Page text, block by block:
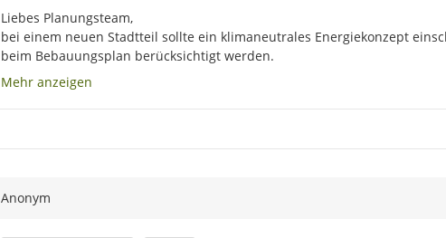
Liebes Planungsteam,
bei einem neuen Stadtteil sollte ein klimaneutrales Energiekonzept
beim Bebauungsplan berücksichtigt werden.
Mehr anzeigen
Anonym